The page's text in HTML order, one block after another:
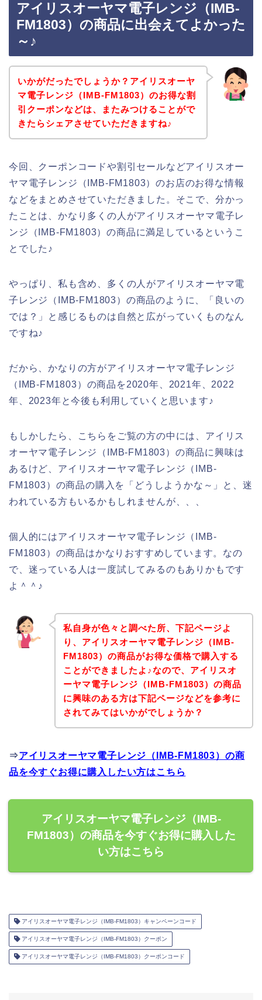
アイリスオーヤマ電子レンジ（IMB-
FM1803）の商品に出会えてよかった
～♪
いかがだったでしょうか？アイリスオーヤ
マ電子レンジ（IMB-FM1803）のお得な割
引クーポンなどは、またみつけることがで
きたらシェアさせていただきますね♪
今回、クーポンコードや割引セールなどアイリスオー
ヤマ電子レンジ（IMB-FM1803）のお店のお得な情報
などをまとめさせていただきました。そこで、分かっ
たことは、かなり多くの人がアイリスオーヤマ電子レ
ンジ（IMB-FM1803）の商品に満足しているというこ
とでした♪
やっぱり、私も含め、多くの人がアイリスオーヤマ電
子レンジ（IMB-FM1803）の商品のように、「良いの
では？」と感じるものは自然と広がっていくものなん
ですね♪
だから、かなりの方がアイリスオーヤマ電子レンジ
（IMB-FM1803）の商品を2020年、2021年、2022
年、2023年と今後も利用していくと思います♪
もしかしたら、こちらをご覧の方の中には、アイリス
オーヤマ電子レンジ（IMB-FM1803）の商品に興味は
あるけど、アイリスオーヤマ電子レンジ（IMB-
FM1803）の商品の購入を「どうしようかな～」と、迷
われている方もいるかもしれませんが、、、
個人的にはアイリスオーヤマ電子レンジ（IMB-
FM1803）の商品はかなりおすすめしています。なの
で、迷っている人は一度試してみるのもありかもです
よ＾＾♪
私自身が色々と調べた所、下記ページよ
り、アイリスオーヤマ電子レンジ（IMB-
FM1803）の商品がお得な価格で購入する
ことができましたよ♪なので、アイリスオ
ーヤマ電子レンジ（IMB-FM1803）の商品
に興味のある方は下記ページなどを参考に
されてみてはいかがでしょうか？
⇒アイリスオーヤマ電子レンジ（IMB-FM1803）の商
品を今すぐお得に購入したい方はこちら
アイリスオーヤマ電子レンジ（IMB-
FM1803）の商品を今すぐお得に購入した
い方はこちら
アイリスオーヤマ電子レンジ（IMB-FM1803）キャンペーンコード
アイリスオーヤマ電子レンジ（IMB-FM1803）クーポン
アイリスオーヤマ電子レンジ（IMB-FM1803）クーポンコード